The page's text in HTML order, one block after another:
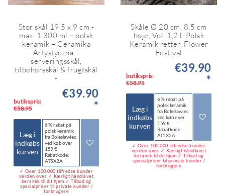
Stor skål 19,5 x 9 cm -
max. 1.300 ml – polsk
keramik – Ceramika
Artystyczna –
serveringsskål,
tilbehørsskål & frugtskål
-
butikspris:
€58.95
€39.90
*
Læg i
indkøbs
kurven
6 % rabat på
polsk keramik
fra Bolesławiec
ved køb over
159 €
Rabatkode:
AT5X2A
✓ Over 100.000 tilfredse kunder
verden over ✓ Kærligt håndlavet
keramik til dit hjem ✓ Tilbud og
specialpriser til private kunder /
forbrugere
Skåle Ø 20 cm, 8,5 cm
høje, Vol. 1,2 l, Polsk
Keramik retter, Flower
Festival
butikspris:
€58.95
€39.90
*
Læg i
indkøbs
kurven
6 % rabat på
polsk keramik
fra Bolesławiec
ved køb over
159 €
Rabatkode:
AT5X2A
✓ Over 100.000 tilfredse kunder
verden over ✓ Kærligt håndlavet
keramik til dit hjem ✓ Tilbud og
specialpriser til private kunder /
forbrugere